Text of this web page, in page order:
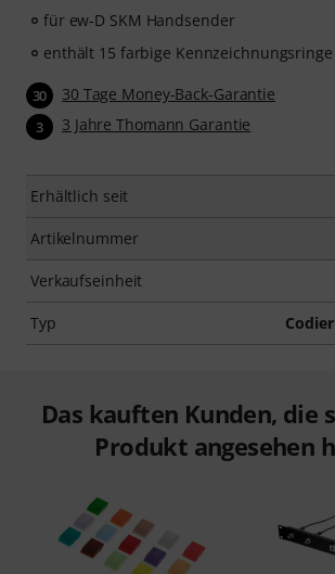
für ew-D SKM Handsender
enthält 15 farbige Kennzeichnungsringe
30 30 Tage Money-Back-Garantie
3 3 Jahre Thomann Garantie
Erhältlich seit
Artikelnummer
Verkaufseinheit
Typ
Das kauften Kunden, die
Produkt angesehen